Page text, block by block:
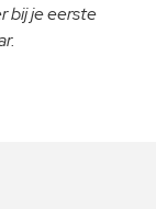
bij je eerste